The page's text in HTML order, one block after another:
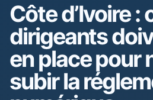
Côte d’Ivoire :
dirigeants
en place pour
subir la